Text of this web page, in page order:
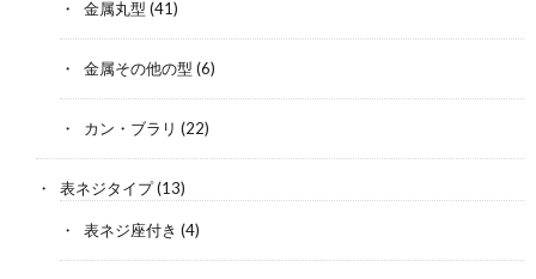
金属丸型 (41)
金属その他の型 (6)
カン・ブラリ (22)
表ネジタイプ(13)
表ネジ座付き (4)